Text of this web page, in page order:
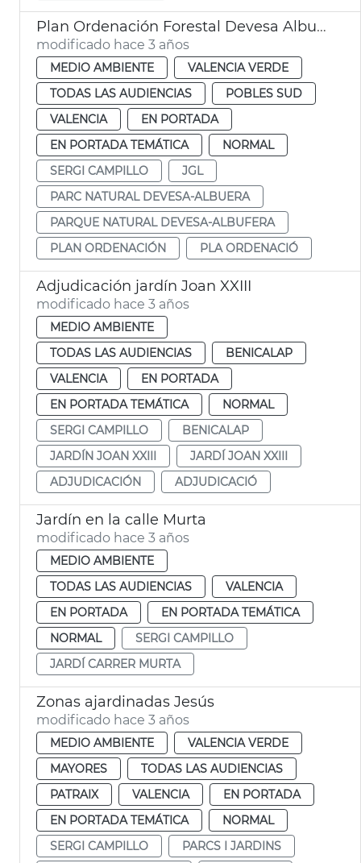
Plan Ordenación Forestal Devesa Albufera
modificado hace 3 años
MEDIO AMBIENTE
VALENCIA VERDE
TODAS LAS AUDIENCIAS
POBLES SUD
VALENCIA
EN PORTADA
EN PORTADA TEMÁTICA
NORMAL
SERGI CAMPILLO
JGL
PARC NATURAL DEVESA-ALBUERA
PARQUE NATURAL DEVESA-ALBUFERA
PLAN ORDENACIÓN
PLA ORDENACIÓ
Adjudicación jardín Joan XXIII
modificado hace 3 años
MEDIO AMBIENTE
TODAS LAS AUDIENCIAS
BENICALAP
VALENCIA
EN PORTADA
EN PORTADA TEMÁTICA
NORMAL
SERGI CAMPILLO
BENICALAP
JARDÍN JOAN XXIII
JARDÍ JOAN XXIII
ADJUDICACIÓN
ADJUDICACIÓ
Jardín en la calle Murta
modificado hace 3 años
MEDIO AMBIENTE
TODAS LAS AUDIENCIAS
VALENCIA
EN PORTADA
EN PORTADA TEMÁTICA
NORMAL
SERGI CAMPILLO
JARDÍ CARRER MURTA
Zonas ajardinadas Jesús
modificado hace 3 años
MEDIO AMBIENTE
VALENCIA VERDE
MAYORES
TODAS LAS AUDIENCIAS
PATRAIX
VALENCIA
EN PORTADA
EN PORTADA TEMÁTICA
NORMAL
SERGI CAMPILLO
PARCS I JARDINS